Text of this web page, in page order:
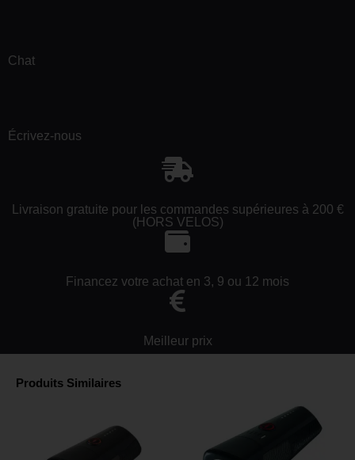
Chat
Écrivez-nous
Livraison gratuite pour les commandes supérieures à 200 €
(HORS VELOS)
Financez votre achat en 3, 9 ou 12 mois
Meilleur prix
Produits Similaires